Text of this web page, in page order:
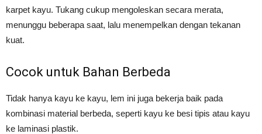
karpet kayu. Tukang cukup mengoleskan secara merata,
menunggu beberapa saat, lalu menempelkan dengan tekanan
kuat.
Cocok untuk Bahan Berbeda
Tidak hanya kayu ke kayu, lem ini juga bekerja baik pada
kombinasi material berbeda, seperti kayu ke besi tipis atau kayu
ke laminasi plastik.